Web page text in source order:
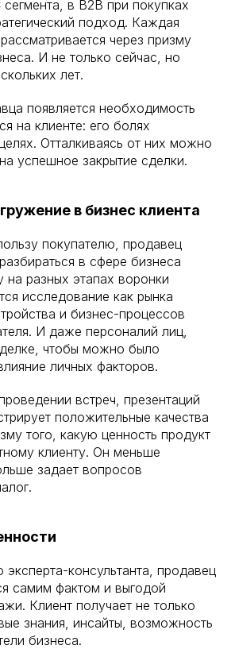
в B2B при покупках
подход. Каждая
через призму
И не только сейчас, но
лет.
появляется необходимость
на клиенте: его болях
Отталкиваясь от них можно
успешное закрытие сделки.
в бизнес клиента
покупателю, продавец
в сфере бизнеса
на разных этапах воронки
исследование как рынка
и бизнес-процессов
И даже персоналий лиц,
чтобы можно было
личных факторов.
встреч, презентаций
положительные качества
того, какую ценность продукт
клиенту. Он меньше
задает вопросов
консультанта, продавец
самим фактом и выгодой
Клиент получает не только
знания, инсайты, возможность
бизнеса.